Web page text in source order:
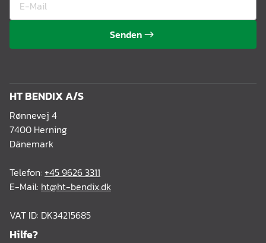
Senden
HT BENDIX A/S
Rønnevej 4
7400 Herning
Dänemark
Telefon: +45 9626 3311
E-Mail: ht@ht-bendix.dk
VAT ID: DK34215685
Hilfe?